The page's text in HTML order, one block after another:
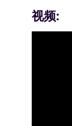
视频: